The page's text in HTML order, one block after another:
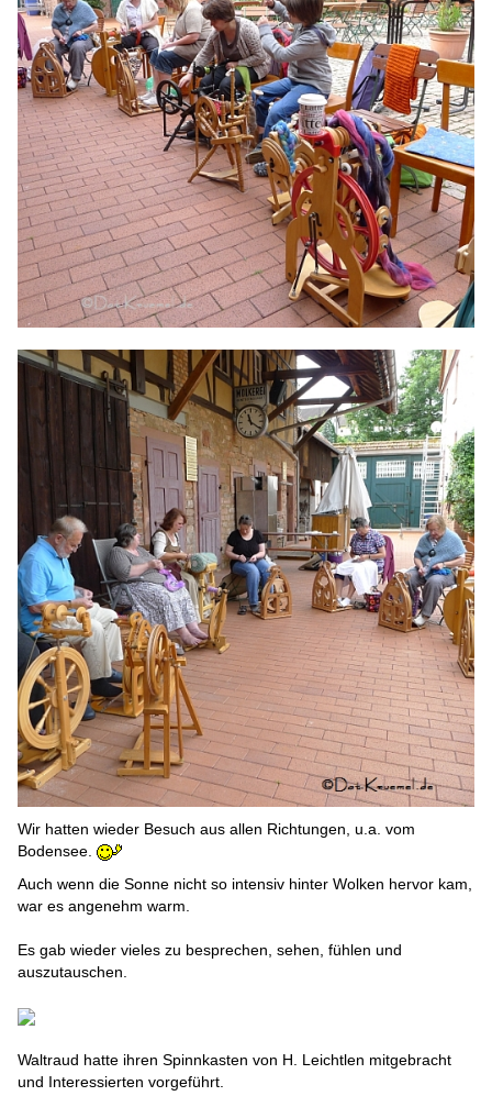
Wir hatten wieder Besuch aus allen Richtungen, u.a. vom
Bodensee.
Auch wenn die Sonne nicht so intensiv hinter Wolken hervor kam,
war es angenehm warm.
Es gab wieder vieles zu besprechen, sehen, fühlen und
auszutauschen.
Waltraud hatte ihren Spinnkasten von H. Leichtlen mitgebracht
und Interessierten vorgeführt.